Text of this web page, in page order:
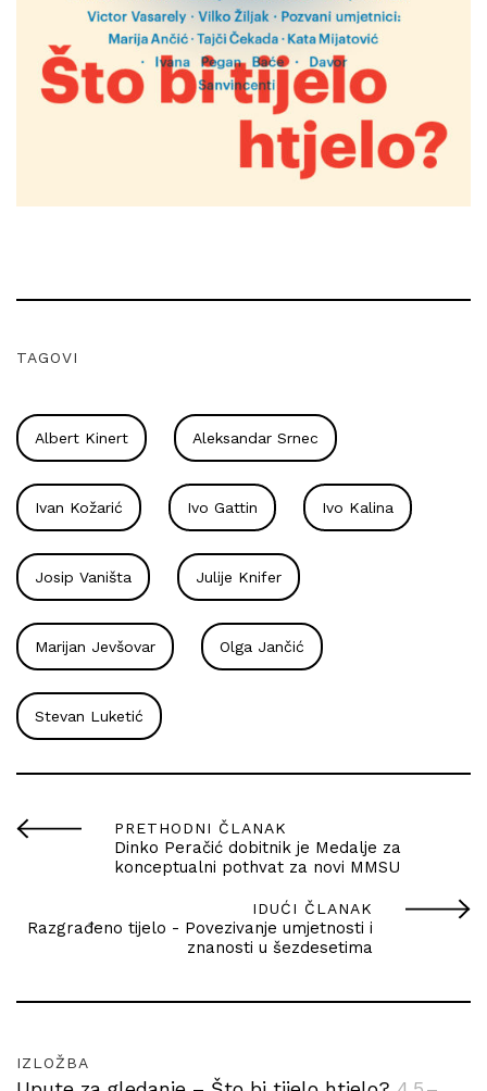
TAGOVI
Albert Kinert Aleksandar Srnec
Ivan Kožarić Ivo Gattin Ivo Kalina
Josip Vaništa Julije Knifer
Marijan Jevšovar Olga Jančić
Stevan Luketić
PRETHODNI ČLANAK
Dinko Peračić dobitnik je Medalje za
konceptualni pothvat za novi MMSU
IDUĆI ČLANAK
Razgrađeno tijelo - Povezivanje umjetnosti i
znanosti u šezdesetima
IZLOŽBA